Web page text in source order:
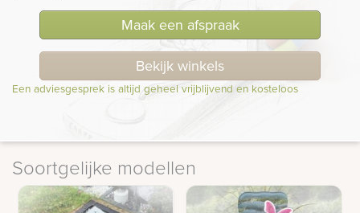
Maak een afspraak
Bekijk winkels
Een adviesgesprek is altijd geheel vrijblijvend en kosteloos
Soortgelijke modellen